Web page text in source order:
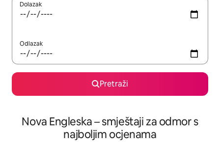
Dolazak
Odlazak
Pretraži
Nova Engleska – smještaji za odmor s
najboljim ocjenama